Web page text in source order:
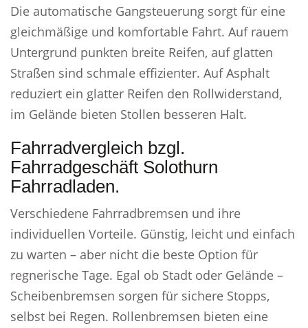
Die automatische Gangsteuerung sorgt für eine
gleichmäßige und komfortable Fahrt. Auf rauem
Untergrund punkten breite Reifen, auf glatten
Straßen sind schmale effizienter. Auf Asphalt
reduziert ein glatter Reifen den Rollwiderstand,
im Gelände bieten Stollen besseren Halt.
Fahrradvergleich bzgl.
Fahrradgeschäft Solothurn
Fahrradladen.
Verschiedene Fahrradbremsen und ihre
individuellen Vorteile. Günstig, leicht und einfach
zu warten – aber nicht die beste Option für
regnerische Tage. Egal ob Stadt oder Gelände –
Scheibenbremsen sorgen für sichere Stopps,
selbst bei Regen. Rollenbremsen bieten eine